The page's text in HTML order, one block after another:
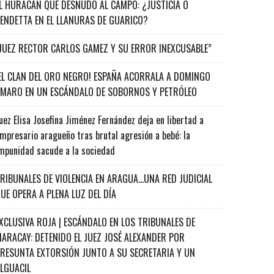
HURACÁN QUE DESNUDÓ AL CAMPO: ¿JUSTICIA O
EN EL LLANURAS DE GUARICO?
RECTOR CARLOS GAMEZ Y SU ERROR INEXCUSABLE”
CLAN DEL ORO NEGRO! ESPAÑA ACORRALA A DOMINGO
EN UN ESCÁNDALO DE SOBORNOS Y PETRÓLEO
Elisa Josefina Jiménez Fernández deja en libertad a
aragueño tras brutal agresión a bebé: la
sacude a la sociedad
DE VIOLENCIA EN ARAGUA…UNA RED JUDICIAL
OPERA A PLENA LUZ DEL DÍA
ROJA | ESCÁNDALO EN LOS TRIBUNALES DE
DETENIDO EL JUEZ JOSÉ ALEXANDER POR
EXTORSIÓN JUNTO A SU SECRETARIA Y UN